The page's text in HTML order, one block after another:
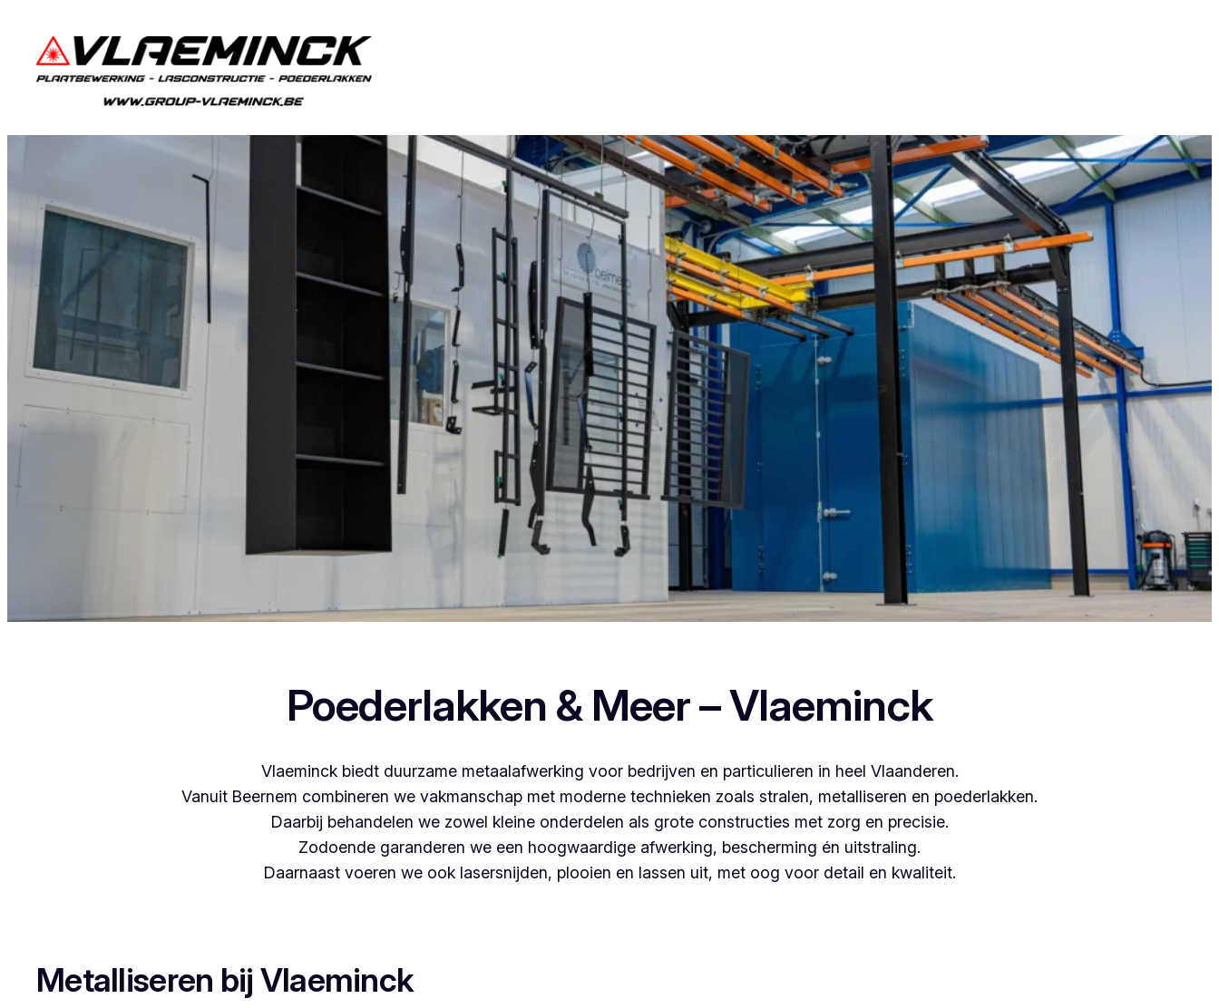
Poederlakken & Meer – Vlaeminck
Vlaeminck biedt duurzame metaalafwerking voor bedrijven en particulieren in heel Vlaanderen.
Vanuit Beernem combineren we vakmanschap met moderne technieken zoals stralen, metalliseren en poederlakken.
Daarbij behandelen we zowel kleine onderdelen als grote constructies met zorg en precisie.
Zodoende garanderen we een hoogwaardige afwerking, bescherming én uitstraling.
Daarnaast voeren we ook lasersnijden, plooien en lassen uit, met oog voor detail en kwaliteit.
Metalliseren bij Vlaeminck